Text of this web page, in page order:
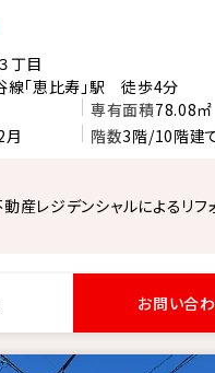
丁目
線「恵比寿」駅 徒歩4分
専有面積78.08㎡
月 階数3階/10階建
産レジデンシャルによるリフ
お問い合